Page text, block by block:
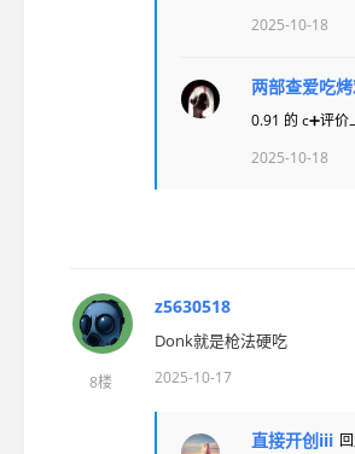
2025-10-18
两部查爱吃
0.91 的 c➕评价
2025-10-18
8楼
z5630518
Donk就是枪法硬吃
2025-10-17
直接开创iii